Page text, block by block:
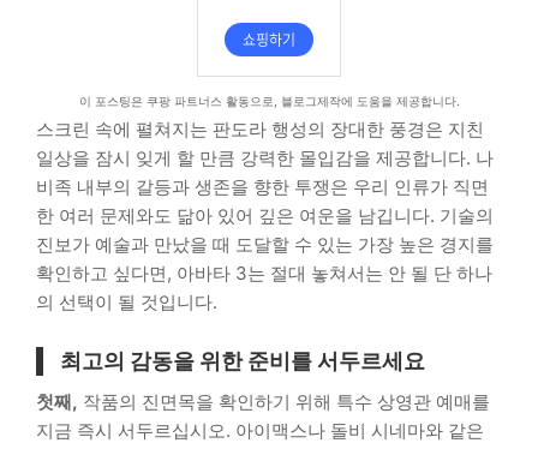
이 포스팅은 쿠팡 파트너스 활동으로, 블로그제작에 도움을 제공합니다.
스크린 속에 펼쳐지는 판도라 행성의 장대한 풍경은 지친
일상을 잠시 잊게 할 만큼 강력한 몰입감을 제공합니다. 나
비족 내부의 갈등과 생존을 향한 투쟁은 우리 인류가 직면
한 여러 문제와도 닮아 있어 깊은 여운을 남깁니다. 기술의
진보가 예술과 만났을 때 도달할 수 있는 가장 높은 경지를
확인하고 싶다면, 아바타 3는 절대 놓쳐서는 안 될 단 하나
의 선택이 될 것입니다.
최고의 감동을 위한 준비를 서두르세요
첫째, 작품의 진면목을 확인하기 위해 특수 상영관 예매를
지금 즉시 서두르십시오. 아이맥스나 돌비 시네마와 같은